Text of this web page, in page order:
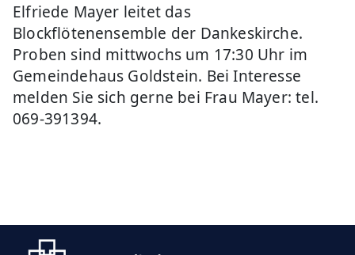
Elfriede Mayer leitet das
Blockflötenensemble der Dankeskirche.
Proben sind mittwochs um 17:30 Uhr im
Gemeindehaus Goldstein. Bei Interesse
melden Sie sich gerne bei Frau Mayer: tel.
069-391394.